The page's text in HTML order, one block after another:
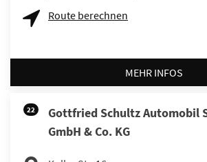
Route berechnen
MEHR INFOS
22
Gottfried Schultz Automobil
GmbH & Co. KG